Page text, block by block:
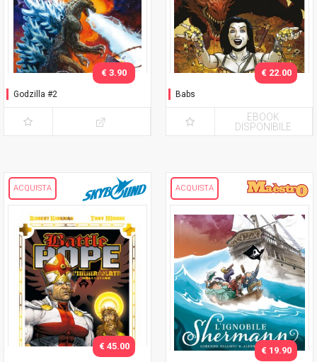
Godzilla #2
€ 3.90
Babs
€ 22.00
EBOOK
DISPONIBILE
ACQUISTA
€ 45.00
ACQUISTA
€ 19.90